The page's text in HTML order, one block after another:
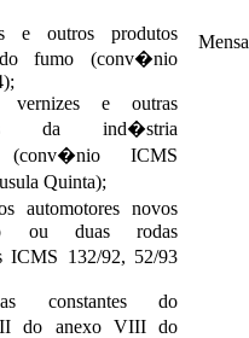
e outros produtos
fumo (conv�nio
vernizes e outras
da ind�stria
(conv�nio ICMS
Quinta);
automotores novos
ou duas rodas
ICMS 132/92, 52/93
constantes do
do anexo VIII do